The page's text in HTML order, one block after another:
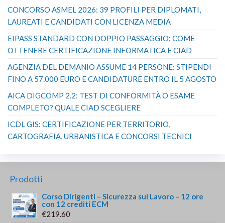
CONCORSO ASMEL 2026: 39 PROFILI PER DIPLOMATI,
LAUREATI E CANDIDATI CON LICENZA MEDIA
EIPASS STANDARD CON DOPPIO PASSAGGIO: COME
OTTENERE CERTIFICAZIONE INFORMATICA E CIAD
AGENZIA DEL DEMANIO ASSUME 14 PERSONE: STIPENDI
FINO A 57.000 EURO E CANDIDATURE ENTRO IL 5 AGOSTO
AICA DIGCOMP 2.2: TEST DI CONFORMITÀ O ESAME
COMPLETO? QUALE CIAD SCEGLIERE
ICDL GIS: CERTIFICAZIONE PER TERRITORIO,
CARTOGRAFIA, URBANISTICA E CONCORSI TECNICI
Prodotti
Corso Dirigenti – Sicurezza sul Lavoro – 12 ore
con 12 crediti ECM
€219.60